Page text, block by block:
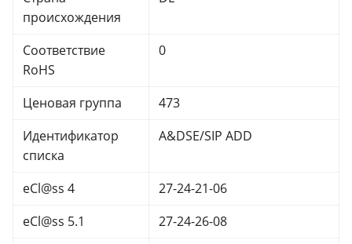
происхождения
Соответствие
RoHS
0
Ценовая группа
473
Идентификатор
списка
A&DSE/SIP ADD
eCl@ss 4
27-24-21-06
eCl@ss 5.1
27-24-26-08